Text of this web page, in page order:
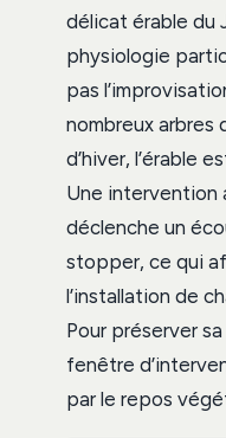
délicat érable du
physiologie
pas
nombreux arbres
d’hiver, l’érable
Une intervention
déclenche un
stopper, ce qui
l’installation de
Pour préserver
fenêtre
par le repos